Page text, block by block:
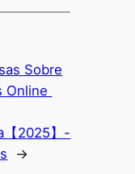
Sobre
Online
【2025】-
→